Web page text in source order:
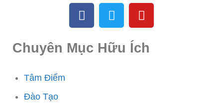
Chuyên Mục Hữu Ích
Tâm Điểm
Đào Tạo